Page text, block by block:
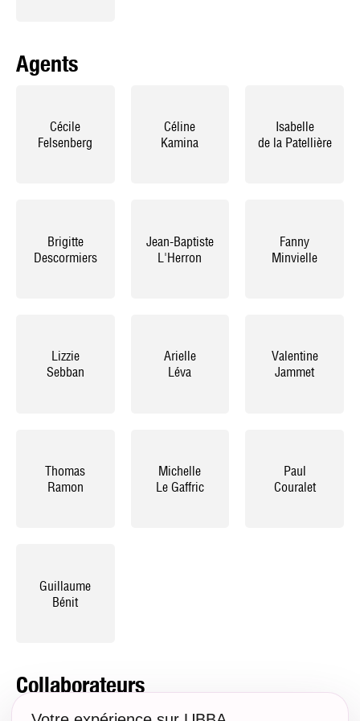
Agents
Cécile
Felsenberg
Céline
Kamina
Isabelle
de la Patellière
Brigitte
Descormiers
Jean-Baptiste
L'Herron
Fanny
Minvielle
Lizzie
Sebban
Arielle
Léva
Valentine
Jammet
Thomas
Ramon
Michelle
Le Gaffric
Paul
Couralet
Guillaume
Bénit
Collaborateurs